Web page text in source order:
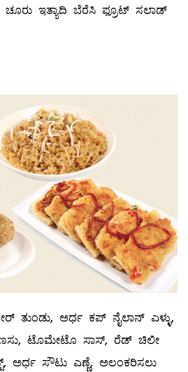
ಚೂರು ಇತ್ಯಾದಿ ಬೆರೆಸಿ ಫ್ರೂಟ್‌ ಸಲಾಡ್‌
ತುಂಡು, ಅರ್ಧ ಕಪ್‌ ನೈಲಾನ್‌ ಎಳ್ಳು,
ಟೊಮೇಟೊ ಸಾಸ್‌, ರೆಡ್‌ ಚಿಲೀ
ಅರ್ಧ ಸೌಟು ಎಣ್ಣೆ, ಅಲಂಕರಿಸಲು